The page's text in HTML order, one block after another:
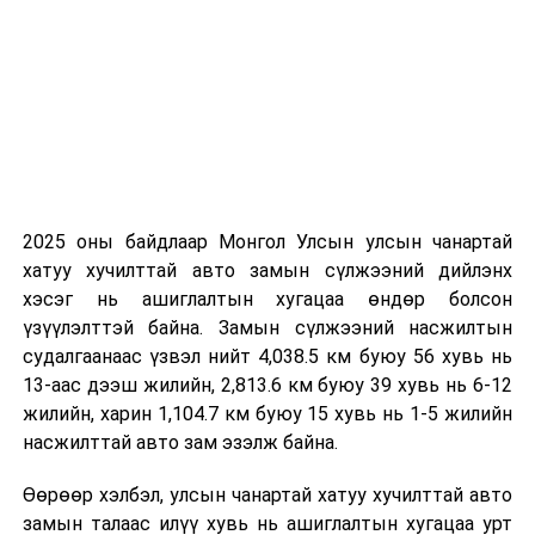
ДАРААХ МЭДЭЭ
“Би хариуцлагатай аав ээж” жилийн аяны нээлт
боллоо
ӨМНӨХ МЭДЭЭ
Ирланд Улсын Ерөнхийлөгч Майкл Хиггинст Итгэмжлэх
жуух бичгээ барив
2025 оны байдлаар Монгол Улсын улсын чанартай
хатуу хучилттай авто замын сүлжээний дийлэнх
хэсэг нь ашиглалтын хугацаа өндөр болсон
үзүүлэлттэй байна. Замын сүлжээний насжилтын
судалгаанаас үзвэл нийт 4,038.5 км буюу 56 хувь нь
13-аас дээш жилийн, 2,813.6 км буюу 39 хувь нь 6-12
жилийн, харин 1,104.7 км буюу 15 хувь нь 1-5 жилийн
насжилттай авто зам эзэлж байна.
Өөрөөр хэлбэл, улсын чанартай хатуу хучилттай авто
замын талаас илүү хувь нь ашиглалтын хугацаа урт